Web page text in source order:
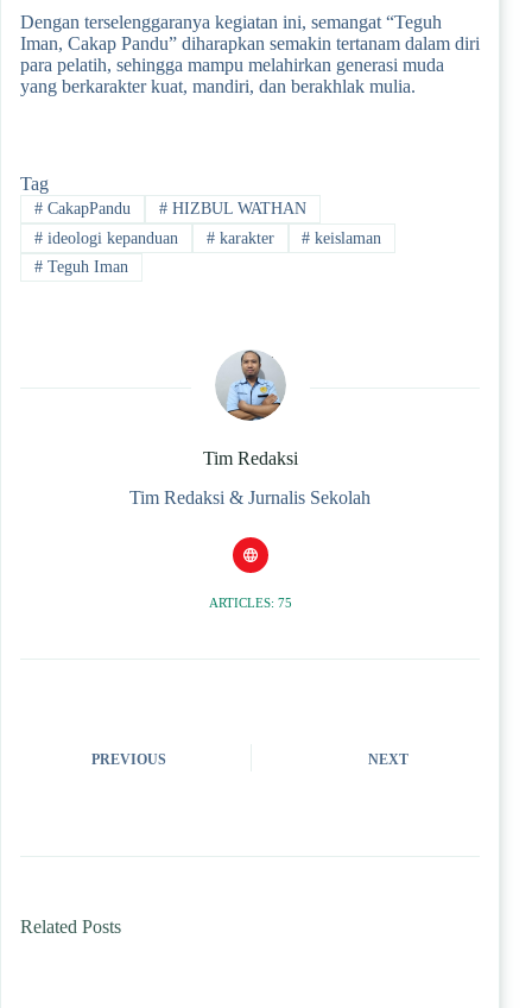
Dengan terselenggaranya kegiatan ini, semangat “Teguh
Iman, Cakap Pandu” diharapkan semakin tertanam dalam diri
para pelatih, sehingga mampu melahirkan generasi muda
yang berkarakter kuat, mandiri, dan berakhlak mulia.
Tag
#CakapPandu #HIZBUL WATHAN
#ideologi kepanduan #karakter # keislaman
#Teguh Iman
Tim Redaksi
Tim Redaksi & Jurnalis Sekolah
ARTICLES: 75
PREVIOUS NEXT
Related Posts